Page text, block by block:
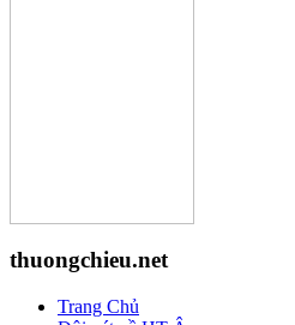
thuongchieu.net
Trang Chủ